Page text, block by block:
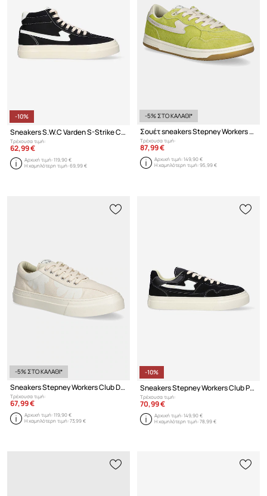
-10%
Sneakers S.W.C Varden S-Strike Canvas
Τρέχουσα τιμή:
62,99 €
Αρχική τιμή:119,90 €
Η χαμηλότερη τιμή:69,99 €
-5% ΣΤΟ ΚΑΛΑΘΙ*
Σουέτ sneakers Stepney Workers Club Pro Cup 01 S-Strike Geo-Merged
Τρέχουσα τιμή:
87,99 €
Αρχική τιμή:149,90 €
Η χαμηλότερη τιμή:95,99 €
-5% ΣΤΟ ΚΑΛΑΘΙ*
Sneakers Stepney Workers Club Dellow Cup Shroomhands
Τρέχουσα τιμή:
67,99 €
Αρχική τιμή:119,90 €
Η χαμηλότερη τιμή:73,99 €
-10%
Sneakers Stepney Workers Club Pearl S-Strike Suede
Τρέχουσα τιμή:
70,99 €
Αρχική τιμή:149,90 €
Η χαμηλότερη τιμή:78,99 €